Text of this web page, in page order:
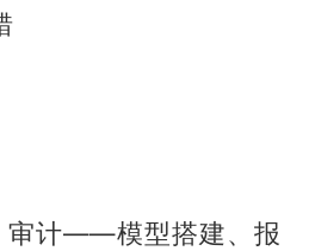
审计——模型搭建、报